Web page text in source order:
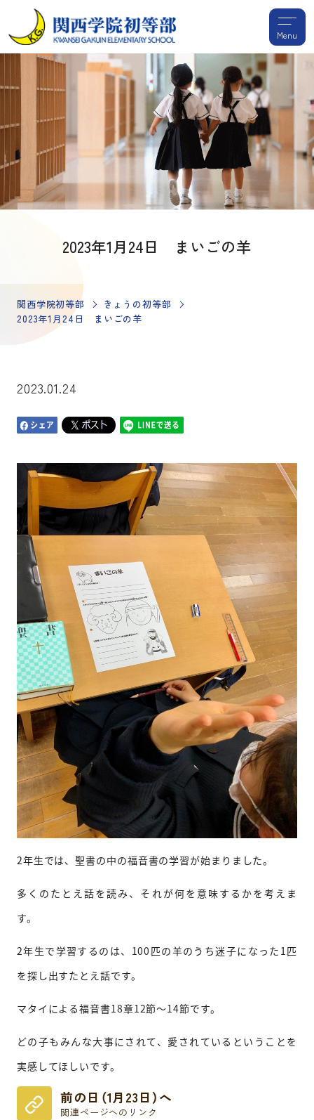
Menu
2023年1月24日 まいごの羊
関西学院初等部
きょうの初等部
2023年1月24日 まいごの羊
2023.01.24
2年生では、聖書の中の福音書の学習が始まりました。
多くのたとえ話を読み、それが何を意味するかを考えま
す。
2年生で学習するのは、100匹の羊のうち迷子になった1匹
を探し出すたとえ話です。
マタイによる福音書18章12節～14節です。
どの子もみんな大事にされて、愛されているということを
実感してほしいです。
前の日（1月23日）へ
関連ページへのリンク